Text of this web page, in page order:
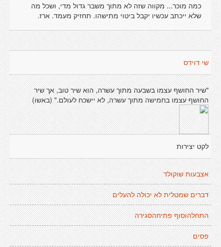
כמה מוכר... מקווה שזה לא מתוך משבר גדול מדי, ושכל מה
שלא ייכתב עכשיו יקבל ביטוי מתישהו. תחזיק מעמד. ארז.
שי דוידס
"שיר החושף עצמו בשבעה מתוך עשרה, הוא שיר טוב, אך שיר
החושף עצמו בחמישה מתוך עשרה, לא יישכח לעולם." (באשו)
לקט יצירות
אצבעות שוקולד
דברים שמטלית לא יכולה להעלים
התחלהוסוף פתיחהסגירה
פסים